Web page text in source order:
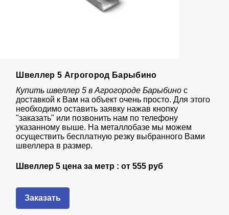
Швеллер 5 Агрогород Барыбино
Купить швеллер 5 в Агрогороде Барыбинос
доставкой к Вам на объект очень просто. Для этого
необходимо оставить заявку нажав кнопку
"заказать" или позвонить нам по телефону
указанному выше. На металлобазе мы можем
осуществить бесплатную резку выбранного Вами
швеллера в размер.
Швеллер 5 цена за метр : от555 руб
Заказать